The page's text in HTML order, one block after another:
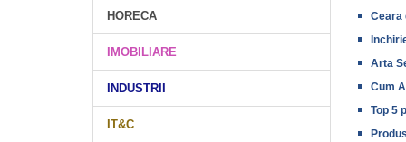
HORECA
IMOBILIARE
INDUSTRII
IT&C
Ceara
Arta
Cum
Top 5